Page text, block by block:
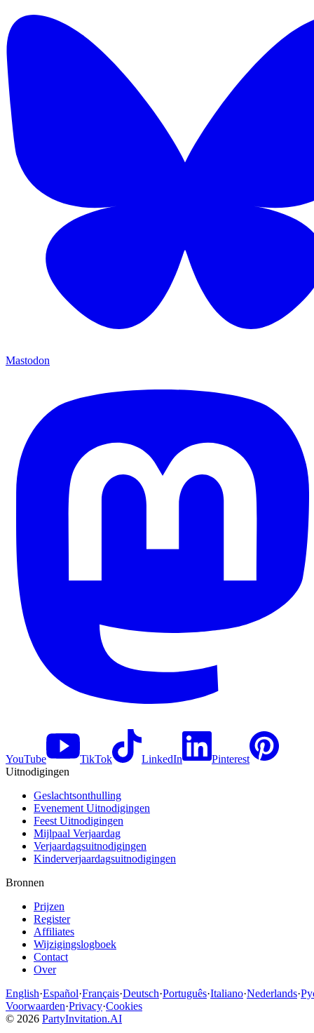
Mastodon
YouTube TikTok LinkedIn
Pinterest
Uitnodigingen
Geslachtsonthulling
Evenement Uitnodigingen
Feest Uitnodigingen
Mijlpaal Verjaardag
Verjaardagsuitnodigingen
Kinderverjaardagsuitnodigingen
Bronnen
Prijzen
Register
Affiliates
Wijzigingslogboek
Contact
Over
English·Español·Français·Deutsch·Português·Italiano·Nederlands·
Voorwaarden·Privacy·Cookies
© 2026 PartyInvitation.AI